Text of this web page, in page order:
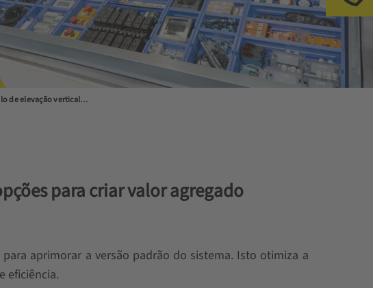
Módulo de elevação vertical SSI LOGIMAT®
para criar valor agregado
para aprimorar a versão padrão do sistema. Isto otimiza a
eficiência.